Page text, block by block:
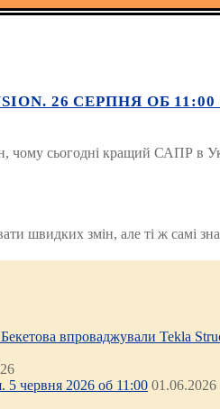
26 СЕРПНЯ ОБ 11:00
чому сьогодні кращий САПР в
швидких змін, але ті ж самі
впроваджували Tekla
5 червня 2026 об 11:00 01.06.2026